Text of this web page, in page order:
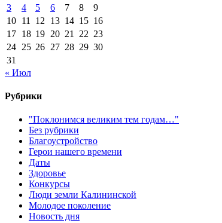
3
4 5 6 7 8
9
10 11 12 13 14 15 16
17 18 19 20 21 22 23
24 25 26 27 28 29 30
31
« Июл
Рубрики
"Поклонимся великим тем годам…"
Без рубрики
Благоустройство
Герои нашего времени
Даты
Здоровье
Конкурсы
Люди земли Калининской
Молодое поколение
Новость дня